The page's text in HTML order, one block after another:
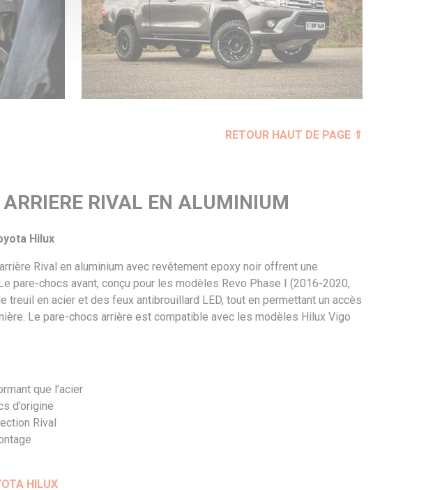
RETOUR HAUT DE PAGE ⇑
RIVAL EN ALUMINIUM
Hilux
Rival en aluminium avec revêtement epoxy noir offrent une
pare-chocs avant, conçu pour les modèles Revo Phase I (2016-2020,
treuil en acier et des feux antibrouillard LED, tout en permettant un accès
Le pare-chocs arrière est compatible avec les modèles Hilux Vigo
que l’acier
d’origine
Rival
HILUX